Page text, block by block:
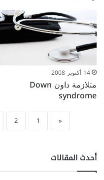
14 أكتوبر 2008
متلازمة داون Down
syndrome
«
1
2
أحدث المقالات